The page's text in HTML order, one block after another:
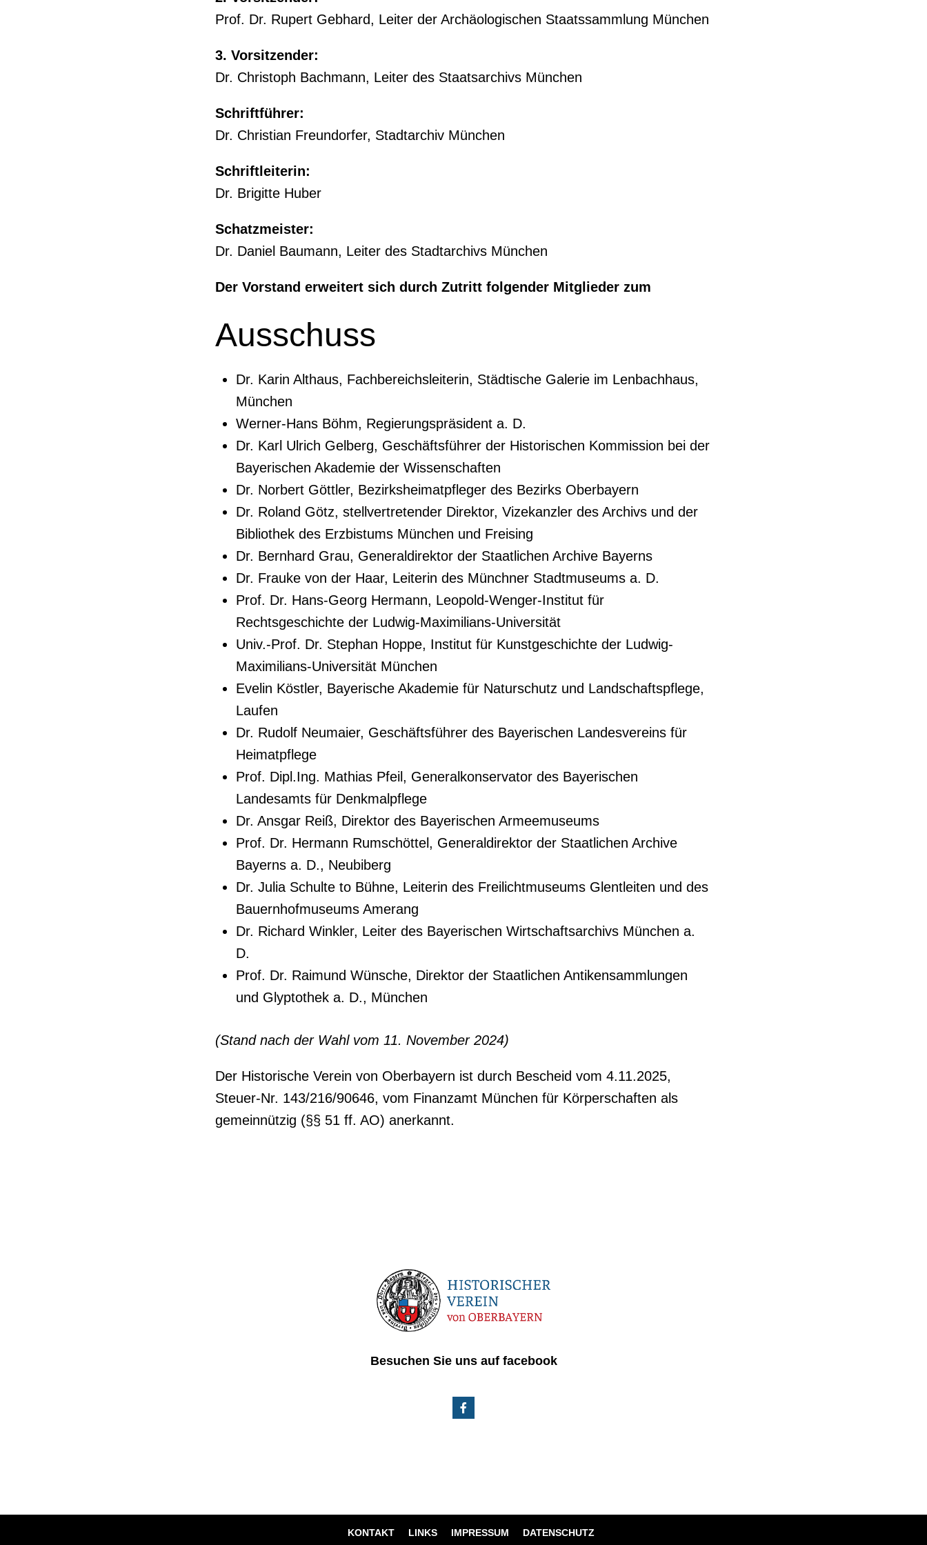
Prof. Dr. Rupert Gebhard, Leiter der Archäologischen Staatssammlung München
3. Vorsitzender:
Dr. Christoph Bachmann, Leiter des Staatsarchivs München
Schriftführer:
Dr. Christian Freundorfer, Stadtarchiv München
Schriftleiterin:
Dr. Brigitte Huber
Schatzmeister:
Dr. Daniel Baumann, Leiter des Stadtarchivs München
Der Vorstand erweitert sich durch Zutritt folgender Mitglieder zum
Ausschuss
Dr. Karin Althaus, Fachbereichsleiterin, Städtische Galerie im Lenbachhaus,
München
Werner-Hans Böhm, Regierungspräsident a. D.
Dr. Karl Ulrich Gelberg, Geschäftsführer der Historischen Kommission bei der
Bayerischen Akademie der Wissenschaften
Dr. Norbert Göttler, Bezirksheimatpfleger des Bezirks Oberbayern
Dr. Roland Götz, stellvertretender Direktor, Vizekanzler des Archivs und der
Bibliothek des Erzbistums München und Freising
Dr. Bernhard Grau, Generaldirektor der Staatlichen Archive Bayerns
Dr. Frauke von der Haar, Leiterin des Münchner Stadtmuseums a. D.
Prof. Dr. Hans-Georg Hermann, Leopold-Wenger-Institut für
Rechtsgeschichte der Ludwig-Maximilians-Universität
Univ.-Prof. Dr. Stephan Hoppe, Institut für Kunstgeschichte der Ludwig-
Maximilians-Universität München
Evelin Köstler, Bayerische Akademie für Naturschutz und Landschaftspflege,
Laufen
Dr. Rudolf Neumaier, Geschäftsführer des Bayerischen Landesvereins für
Heimatpflege
Prof. Dipl.Ing. Mathias Pfeil, Generalkonservator des Bayerischen
Landesamts für Denkmalpflege
Dr. Ansgar Reiß, Direktor des Bayerischen Armeemuseums
Prof. Dr. Hermann Rumschöttel, Generaldirektor der Staatlichen Archive
Bayerns a. D., Neubiberg
Dr. Julia Schulte to Bühne, Leiterin des Freilichtmuseums Glentleiten und des
Bauernhofmuseums Amerang
Dr. Richard Winkler, Leiter des Bayerischen Wirtschaftsarchivs München a.
D.
Prof. Dr. Raimund Wünsche, Direktor der Staatlichen Antikensammlungen
und Glyptothek a. D., München
(Stand nach der Wahl vom 11. November 2024)
Der Historische Verein von Oberbayern ist durch Bescheid vom 4.11.2025,
Steuer-Nr. 143/216/90646, vom Finanzamt München für Körperschaften als
gemeinnützig (§§ 51 ff. AO) anerkannt.
Besuchen Sie uns auf facebook
KONTAKT LINKS IMPRESSUM DATENSCHUTZ